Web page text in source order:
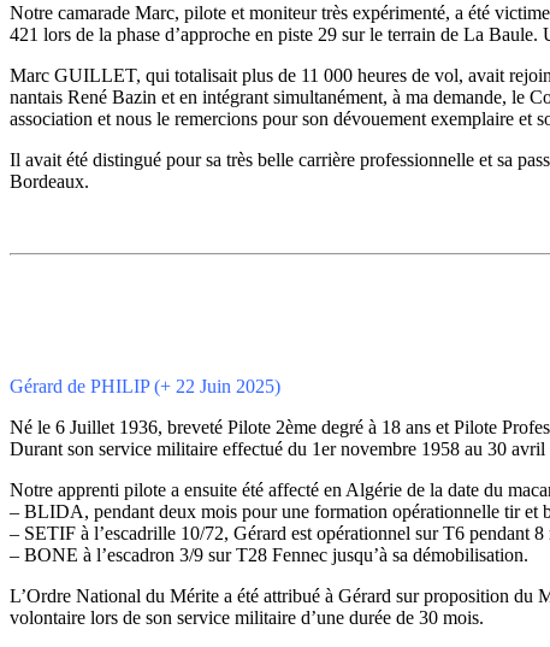
Notre camarade Marc, pilote et moniteur très expérimenté, a été
421 lors de la phase d’approche en piste 29 sur le terrain de La
Marc GUILLET, qui totalisait plus de 11 000 heures de vol, avait
nantais René Bazin et en intégrant simultanément, à ma demande, le
association et nous le remercions pour son dévouement exemplaire et
Il avait été distingué pour sa très belle carrière professionnelle et sa
Bordeaux.
Gérard de PHILIP (+ 22 Juin 2025)
Né le 6 Juillet 1936, breveté Pilote 2ème degré à 18 ans et Pilote
Durant son service militaire effectué du 1er novembre 1958 au 30
Notre apprenti pilote a ensuite été affecté en Algérie de la date du
– BLIDA, pendant deux mois pour une formation opérationnelle tir et
– SETIF à l’escadrille 10/72, Gérard est opérationnel sur T6 pendant 8
– BONE à l’escadron 3/9 sur T28 Fennec jusqu’à sa démobilisation.
L’Ordre National du Mérite a été attribué à Gérard sur proposition du
volontaire lors de son service militaire d’une durée de 30 mois.